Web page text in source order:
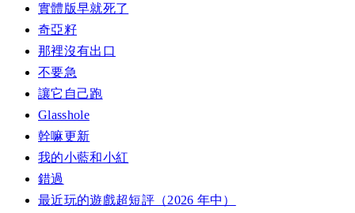
實體版早就死了
奇亞籽
那裡沒有出口
不要急
讓它自己跑
Glasshole
幹嘛更新
我的小藍和小紅
錯過
最近玩的遊戲超短評（2026 年中）